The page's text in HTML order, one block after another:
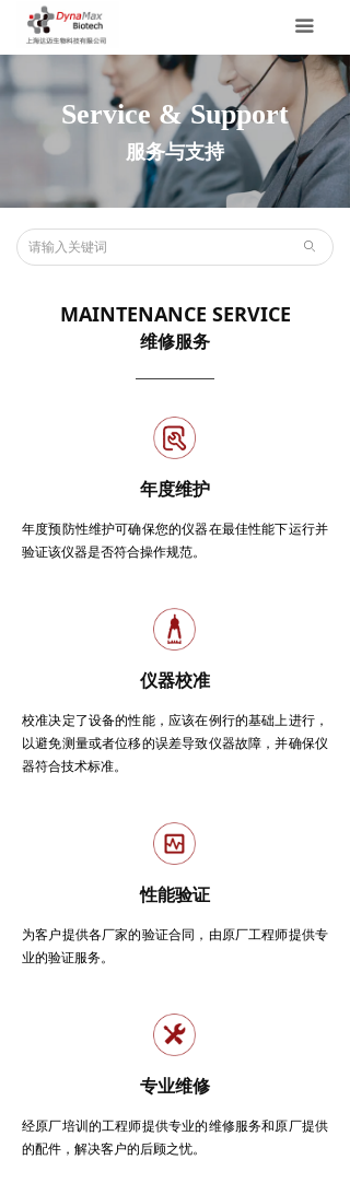
끀
Service & Support
服务与支持
MAINTENANCE SERVICE
维修服务
——————
年度维护
年度预防性维护可确保您的仪器在最佳性能下运行并
验证该仪器是否符合操作规范。
仪器校准
校准决定了设备的性能，应该在例行的基础上进行，
以避免测量或者位移的误差导致仪器故障，并确保仪
器符合技术标准。
性能验证
为客户提供各厂家的验证合同，由原厂工程师提供专
业的验证服务。
专业维修
经原厂培训的工程师提供专业的维修服务和原厂提供
的配件，解决客户的后顾之忧。
ꄙ